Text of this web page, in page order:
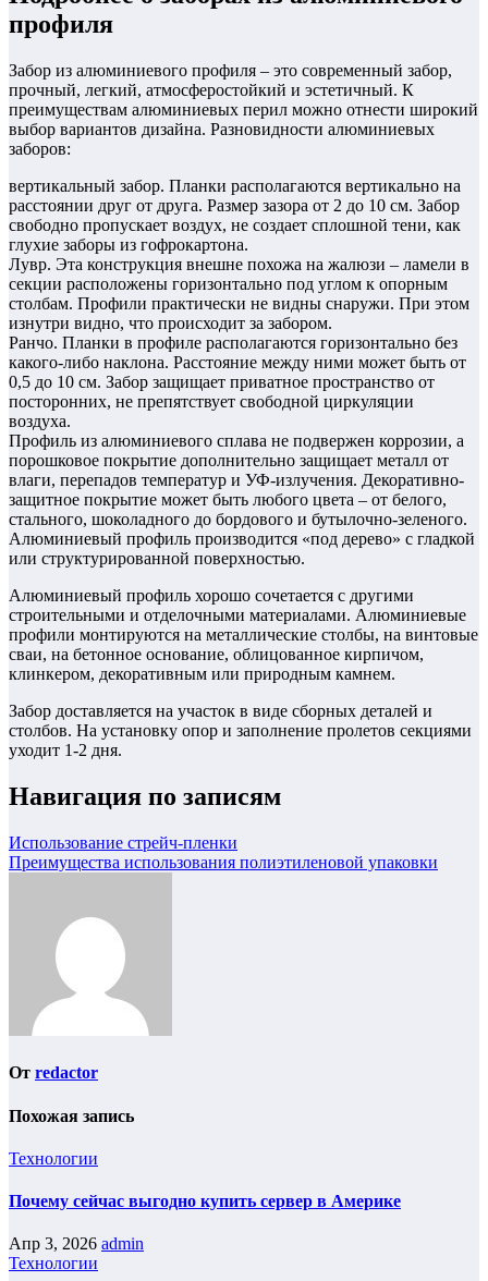
профиля
Забор из алюминиевого профиля – это современный забор,
прочный, легкий, атмосферостойкий и эстетичный. К
преимуществам алюминиевых перил можно отнести широкий
выбор вариантов дизайна. Разновидности алюминиевых
заборов:
вертикальный забор. Планки располагаются вертикально на
расстоянии друг от друга. Размер зазора от 2 до 10 см. Забор
свободно пропускает воздух, не создает сплошной тени, как
глухие заборы из гофрокартона.
Лувр. Эта конструкция внешне похожа на жалюзи – ламели в
секции расположены горизонтально под углом к ​​опорным
столбам. Профили практически не видны снаружи. При этом
изнутри видно, что происходит за забором.
Ранчо. Планки в профиле располагаются горизонтально без
какого-либо наклона. Расстояние между ними может быть от
0,5 до 10 см. Забор защищает приватное пространство от
посторонних, не препятствует свободной циркуляции
воздуха.
Профиль из алюминиевого сплава не подвержен коррозии, а
порошковое покрытие дополнительно защищает металл от
влаги, перепадов температур и УФ-излучения. Декоративно-
защитное покрытие может быть любого цвета – от белого,
стального, шоколадного до бордового и бутылочно-зеленого.
Алюминиевый профиль производится «под дерево» с гладкой
или структурированной поверхностью.
Алюминиевый профиль хорошо сочетается с другими
строительными и отделочными материалами. Алюминиевые
профили монтируются на металлические столбы, на винтовые
сваи, на бетонное основание, облицованное кирпичом,
клинкером, декоративным или природным камнем.
Забор доставляется на участок в виде сборных деталей и
столбов. На установку опор и заполнение пролетов секциями
уходит 1-2 дня.
Навигация по записям
Использование стрейч-пленки
Преимущества использования полиэтиленовой упаковки
От redactor
Похожая запись
Технологии
Почему сейчас выгодно купить сервер в Америке
Апр 3, 2026 admin
Технологии